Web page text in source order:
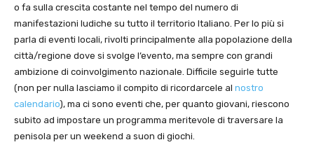
o fa sulla crescita costante nel tempo del numero di
manifestazioni ludiche su tutto il territorio Italiano. Per lo più si
parla di eventi locali, rivolti principalmente alla popolazione della
città/regione dove si svolge l’evento, ma sempre con grandi
ambizione di coinvolgimento nazionale. Difficile seguirle tutte
(non per nulla lasciamo il compito di ricordarcele al nostro
calendario), ma ci sono eventi che, per quanto giovani, riescono
subito ad impostare un programma meritevole di traversare la
penisola per un weekend a suon di giochi.